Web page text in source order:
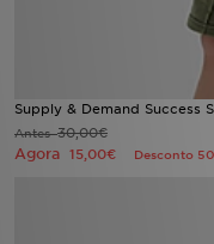
Supply & Demand Success
Antes30,00€
Agora 15,00€ Desconto